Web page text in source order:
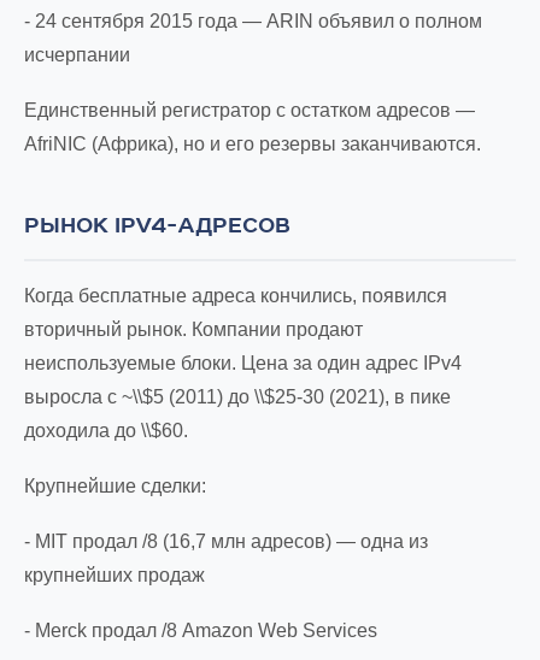
- 24 сентября 2015 года — ARIN объявил о полном
исчерпании
Единственный регистратор с остатком адресов —
AfriNIC (Африка), но и его резервы заканчиваются.
РЫНОК IPV4-АДРЕСОВ
Когда бесплатные адреса кончились, появился
вторичный рынок. Компании продают
неиспользуемые блоки. Цена за один адрес IPv4
выросла с ~\\$5 (2011) до \\$25-30 (2021), в пике
доходила до \\$60.
Крупнейшие сделки:
- MIT продал /8 (16,7 млн адресов) — одна из
крупнейших продаж
- Merck продал /8 Amazon Web Services